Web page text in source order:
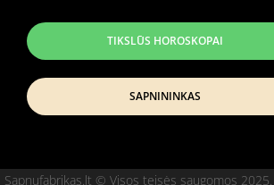
TIKSLŪS HOROSKOPAI
SAPNININKAS
Sapnufabrikas.lt © Visos teisės saugomos 2025.